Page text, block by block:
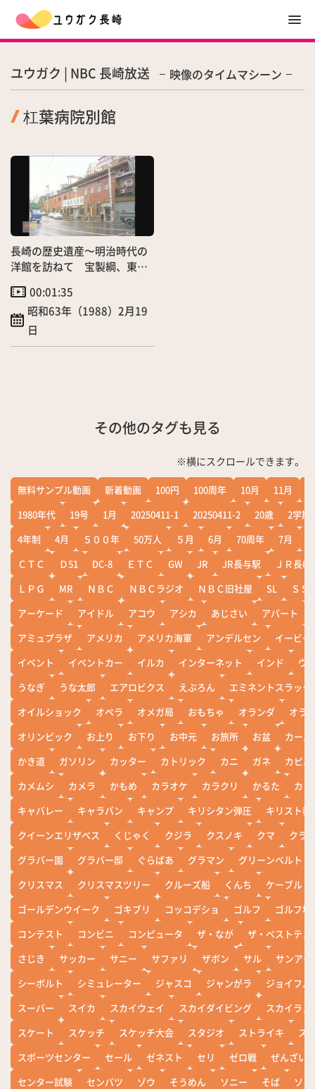
ユウガク | NBC 長崎放送 映像のタイムマシーン
杠葉病院別館
長崎の歴史遺産〜明治時代の
洋館を訪ねて 宝製綱、東山
00:01:35
昭和63年（1988）2月19
日
その他のタグも見る
※横にスクロールできます。
無料サンプル動画 新着動画 100円 100周年 10月 11月
1980年代
19号 1月 20250411-1 20250411-2 20歳
2学期
4年制
4月 ５００年 50万人 ５月 6月 70周年 7月
ＣＴＣ
Ｄ51 DC-8 ＥＴＣ GW JR JR長与駅
ＪＲ長崎
ＬＰＧ
MR ＮＢＣ ＮＢＣラジオ ＮＢＣ旧社屋 SL
ＳＳ
アーケード
アイドル アコウ アシカ あじさい アパート
アミュプラザ
アメリカ アメリカ海軍 アンデルセン
イービー
イベント
イベントカー イルカ インターネット インド
ウ
うなぎ
うな太郎 エアロビクス えぷろん
エミネントスラック
オイルショック
オペラ オメガ局 おもちゃ オランダ
オラ
オリンピック
お上り お下り お中元 お旅所 お盆
カー
かき道
ガソリン カッター カトリック カニ ガネ
カピバ
カメムシ
カメラ かもめ カラオケ カラクリ かるた
カレ
キャバレー
キャラバン キャンプ キリシタン弾圧
キリスト教
クイーンエリザベス
くじゃく クジラ クスノキ クマ
クラ
グラバー園
グラバー邸 ぐらばあ グラマン
グリーンベルト
クリスマス
クリスマスツリー クルーズ船 くんち
ケーブル
ゴールデンウイーク
ゴキブリ コッコデショ ゴルフ
ゴルフ場
コンテスト
コンビニ コンピュータ ザ・なが
ザ・ベストテン
さじき
サッカー サニー サファリ ザボン サル
サンアイ
シーボルト
シミュレーター ジャスコ ジャンがラ
ジョイフル
スーパー
スイカ スカイウェイ スカイダイビング
スカイラン
スケート
スケッチ スケッチ大会 スタジオ ストライキ
ス
スポーツセンター
セール ゼネスト セリ ゼロ戦
ぜんざい
センター試験
センバツ ゾウ そうめん ソニー そば
ソ